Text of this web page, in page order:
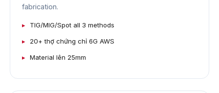
fabrication.
TIG/MIG/Spot all 3 methods
20+ thợ chứng chỉ 6G AWS
Material lên 25mm